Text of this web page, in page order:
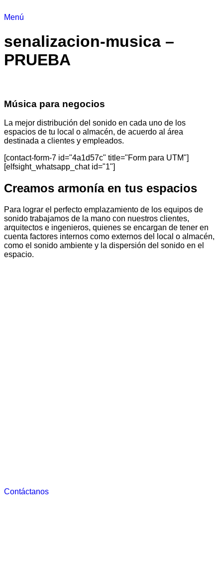
Menú
senalizacion-musica –
PRUEBA
Música para negocios
La mejor distribución del sonido en cada uno de los
espacios de tu local o almacén, de acuerdo al área
destinada a clientes y empleados.
[contact-form-7 id="4a1d57c" title="Form para UTM"]
[elfsight_whatsapp_chat id="1"]
Creamos armonía en tus espacios
Para lograr el perfecto emplazamiento de los equipos de
sonido trabajamos de la mano con nuestros clientes,
arquitectos e ingenieros, quienes se encargan de tener en
cuenta factores internos como externos del local o almacén,
como el sonido ambiente y la dispersión del sonido en el
espacio.
Contáctanos